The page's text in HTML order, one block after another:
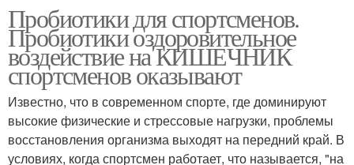
Пробиотики для спортсменов.
Пробиотики оздоровительное
воздействие на КИШЕЧНИК
спортсменов оказывают
Известно, что в современном спорте, где доминируют
высокие физические и стрессовые нагрузки, проблемы
восстановления организма выходят на передний край. В
условиях, когда спортсмен работает, что называется, "на